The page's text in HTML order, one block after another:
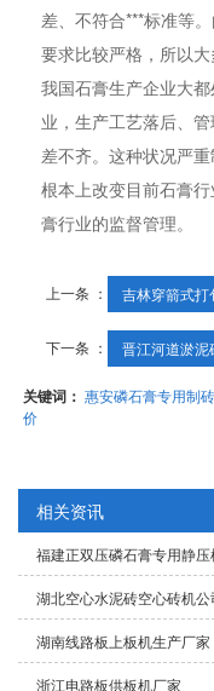
差、不符合***标准等
要求比较严格，所以
我国石膏生产企业大
业，生产工艺落后、
差不齐。这种状况严
根本上改变目前石膏
膏行业的监督管理。
上一条 ： 吉林穿箭式打
下一条 ： 晋江河道淤泥
关键词：惠安磷石膏专用制
价
相关资讯
福建正双压磷石膏专用静
湖北空心水泥砖空心砖机公
湖南线路板上板机生产厂家
浙江电路板供板机厂家